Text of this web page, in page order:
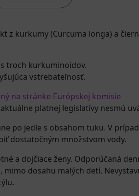
z kurkumy (Curcuma longa) a
troch kurkuminoidov.
vstrebateľnosť.
na stránke Európskej komisie
platnej legislatívy nesmú
po jedle s obsahom tuku. V
dostatočným množstvom vody.
a dojčiace ženy. Odporúčaná
mimo dosahu malých detí.